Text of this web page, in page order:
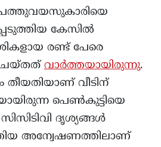
കേസിൽ
രണ്ട് പേരെ
വാര്‍ത്തയായിരുന്നു.
വീടിന്
പെൺകുട്ടിയെ
ദൃശ്യങ്ങൾ
അന്വേഷണത്തിലാണ്